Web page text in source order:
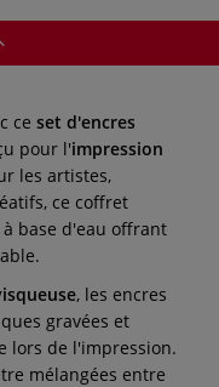
ce set d'encres
pour l'impression
les artistes,
ce coffret
base d'eau offrant
, les encres
gravées et
lors de l'impression.
mélangées entre